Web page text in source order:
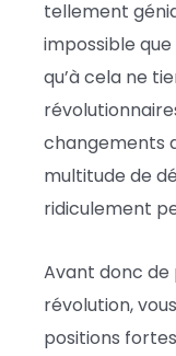
tellement
impossible
qu’à cela ne
changements
multitude de
ridiculement
Avant donc
révolution,
positions